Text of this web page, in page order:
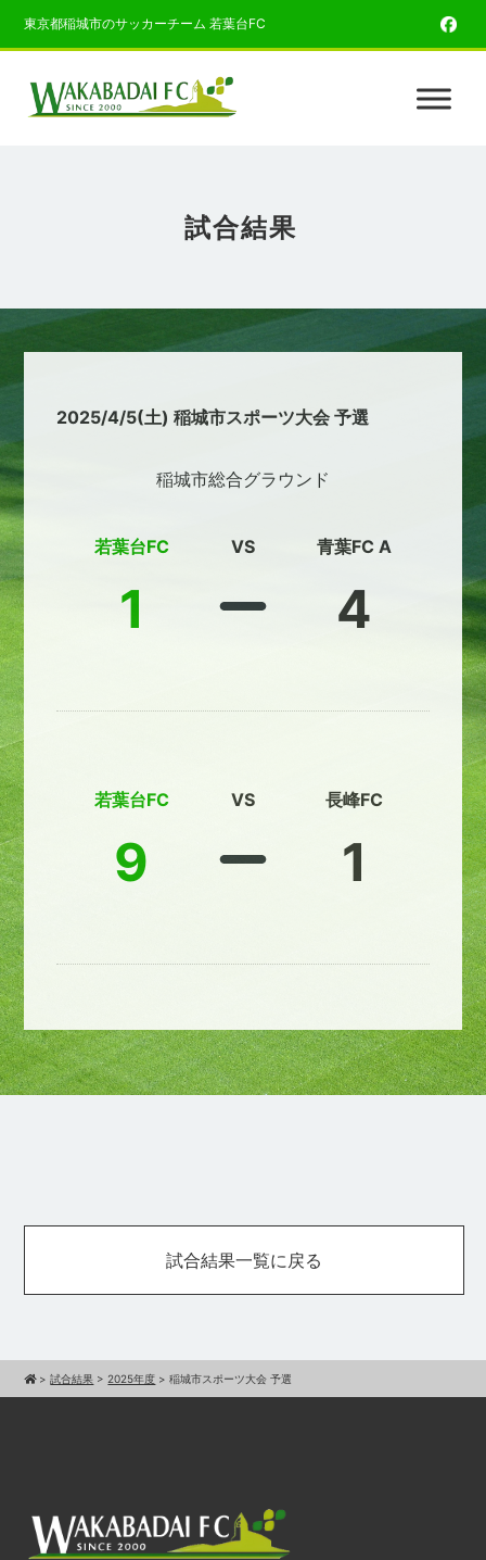
東京都稲城市のサッカーチーム 若葉台FC
試合結果
2025/4/5(土) 稲城市スポーツ大会 予選
稲城市総合グラウンド
若葉台FC
1
VS 青葉FC A
4
若葉台FC
9
VS 長峰FC
1
試合結果一覧に戻る
>試合結果 > 2025年度 >稲城市スポーツ大会 予選